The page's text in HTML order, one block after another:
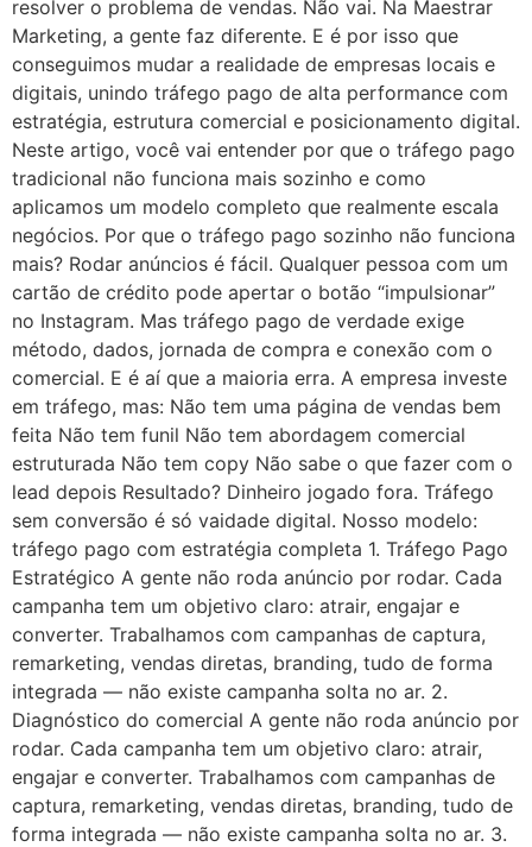
resolver o problema de vendas. Não vai. Na Maestrar
Marketing, a gente faz diferente. E é por isso que
conseguimos mudar a realidade de empresas locais e
digitais, unindo tráfego pago de alta performance com
estratégia, estrutura comercial e posicionamento digital.
Neste artigo, você vai entender por que o tráfego pago
tradicional não funciona mais sozinho e como
aplicamos um modelo completo que realmente escala
negócios. Por que o tráfego pago sozinho não funciona
mais? Rodar anúncios é fácil. Qualquer pessoa com um
cartão de crédito pode apertar o botão “impulsionar”
no Instagram. Mas tráfego pago de verdade exige
método, dados, jornada de compra e conexão com o
comercial. E é aí que a maioria erra. A empresa investe
em tráfego, mas: Não tem uma página de vendas bem
feita Não tem funil Não tem abordagem comercial
estruturada Não tem copy Não sabe o que fazer com o
lead depois Resultado? Dinheiro jogado fora. Tráfego
sem conversão é só vaidade digital. Nosso modelo:
tráfego pago com estratégia completa 1. Tráfego Pago
Estratégico A gente não roda anúncio por rodar. Cada
campanha tem um objetivo claro: atrair, engajar e
converter. Trabalhamos com campanhas de captura,
remarketing, vendas diretas, branding, tudo de forma
integrada — não existe campanha solta no ar. 2.
Diagnóstico do comercial A gente não roda anúncio por
rodar. Cada campanha tem um objetivo claro: atrair,
engajar e converter. Trabalhamos com campanhas de
captura, remarketing, vendas diretas, branding, tudo de
forma integrada — não existe campanha solta no ar. 3.